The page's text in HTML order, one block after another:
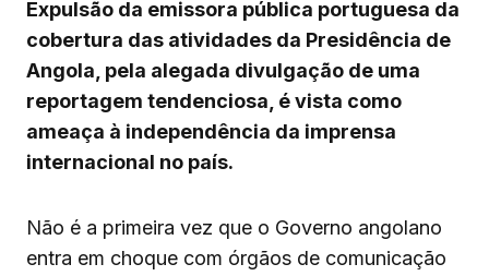
Expulsão da emissora pública portuguesa da
cobertura das atividades da Presidência de
Angola, pela alegada divulgação de uma
reportagem tendenciosa, é vista como
ameaça à independência da imprensa
internacional no país.
Não é a primeira vez que o Governo angolano
entra em choque com órgãos de comunicação